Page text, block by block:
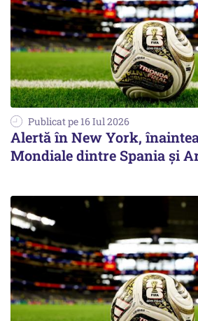
Publicat pe 16 Iul 2026
Alertă în New York,
Mondiale dintre Spania și